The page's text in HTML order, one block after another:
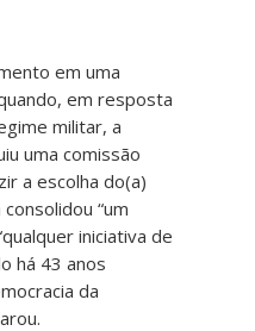
em uma
em resposta
militar, a
uma comissão
a escolha do(a)
“um
iniciativa de
há 43 anos
da